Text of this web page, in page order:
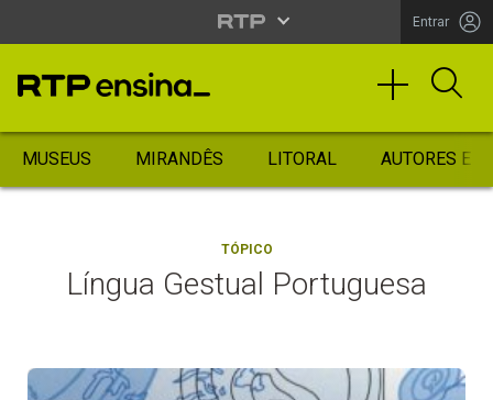
Entrar
MUSEUS MIRANDÊS LITORAL AUTORES
TÓPICO
Língua Gestual Portuguesa